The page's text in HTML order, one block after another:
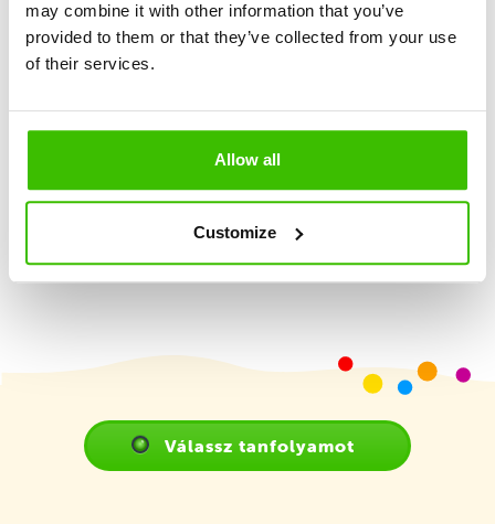
may combine it with other information that you’ve
provided to them or that they’ve collected from your use
of their services.
Allow all
Customize
Nagy hangsúly a játékosságon és élményszerzésen
2 képzett edző
Játékterv motivációs matricákkal
Válassz tanfolyamot